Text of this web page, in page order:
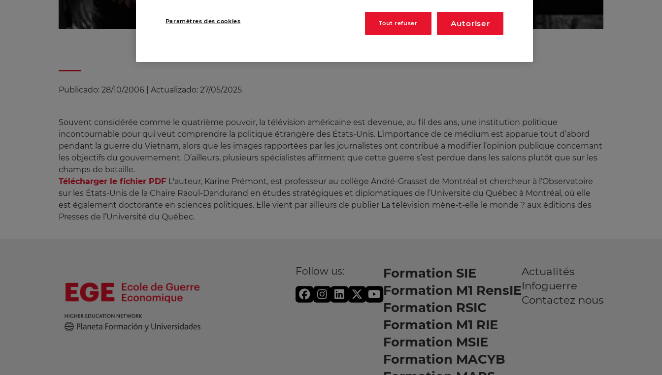
Publicado: 28/10/2006 Actualizado: 27/05/2025
Souvent considérée comme le quatrième pouvoir, la télévision américaine est devenue, au fil des ans, une institution politique
incontournable pour qui veut comprendre la politique étrangère des États-Unis. L’importance de ce médium est apparue tout d’abord
pendant la guerre du Vietnam, alors que les images rapportées par les journalistes ont contribué à modifier l’opinion publique concernant
les objectifs du gouvernement. D’ailleurs, plusieurs spécialistes affirment que cette guerre s’est perdue dans les salons plutôt que sur les
champs de bataille.
Télécharger le fichier PDF L'auteur, Karine Prémont, est professeur au collège André-Grasset de Montréal et chercheur à l’Observatoire
sur les États-Unis de la Chaire Raoul-Dandurand en études stratégiques et diplomatiques de l’Université du Québec à Montréal, où elle
est également doctorante en sciences politiques. Elle vient par ailleurs de publier La télévision mène-t-elle le monde ? aux éditions des
Presses de l’Université du Québec.
Follow us:
Formation SIE
Formation M1 RensIE
Formation RSIC
Formation M1 RIE
Formation MSIE
Formation MACYB
Actualités
Infoguerre
Contactez nous
Paramètres des cookies Tout refuser Autoriser